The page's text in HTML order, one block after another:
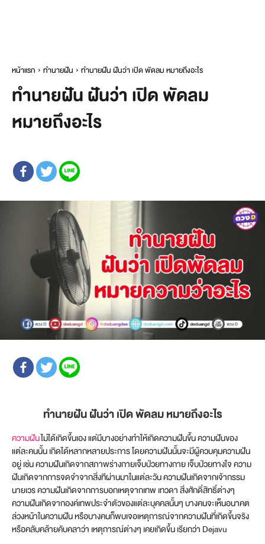
หน้าแรก ทำนายฝัน ทำนายฝัน ฝันว่า เปิด พัดลม หมายถึงอะไร
ทำนายฝัน ฝันว่า เปิด พัดลม
หมายถึงอะไร
ทำนายฝัน ฝันว่า เปิด พัดลม หมายถึงอะไร
ความฝันไม่ได้เกิดขึ้นเอง แต่มีบางอย่างทำให้เกิดความฝันขึ้น ความฝันของ
แต่ละคนนั้น เกิดได้หลากหลายประการ โดยความฝันนั้นจะมีผู้ควบคุมความฝัน
อยู่ เช่น ความฝันเกิดจากสภาพร่างกายเจ็บป่วยทางกาย เจ็บป่วยทางใจ ความ
ฝันเกิดจากการจดจำจากสิ่งทีผ่านมาในแต่ละวัน ความฝันเกิดจากเจ้ากรรม
นายเวร ความฝันเกิดจากการบอกเหตุจากเทพ เทวดา สิ่งศักดิ์สิทธิ์ต่างๆ
ความฝันเกิดจากองค์เทพประจำตัวของแต่ละบุคคลนั้นๆ บางคนจะเห็นอนาคต
ล่วงหน้าในความฝัน หรือบางคนก็พบเจอเหตุการณ์จากความฝันที่เกิดขึ้นจริง
หรือคลับคล้ายคับคลาว่า เหตุการณ์ต่างๆ เคยเกิดขึ้น เรียกว่า Dejavu